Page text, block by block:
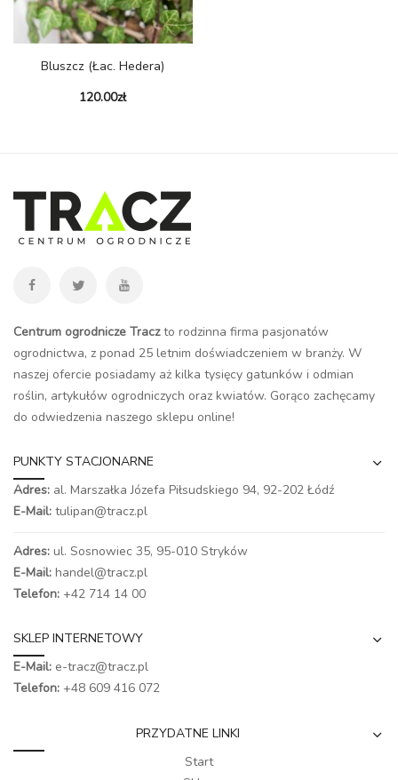
Bluszcz (łac. Hedera)
120.00zł
Centrum ogrodnicze Traczto rodzinna firma pasjonatów
ogrodnictwa, z ponad 25 letnim doświadczeniem w branży. W
naszej ofercie posiadamy aż kilka tysięcy gatunków i odmian
roślin, artykułów ogrodniczych oraz kwiatów. Gorąco zachęcamy
do odwiedzenia naszego sklepu online!
PUNKTY STACJONARNE
Adres: al. Marszałka Józefa Piłsudskiego 94, 92-202 Łódź
E-Mail: tulipan@tracz.pl
Adres: ul. Sosnowiec 35, 95-010 Stryków
E-Mail: handel@tracz.pl
Telefon: +42 714 14 00
SKLEP INTERNETOWY
E-Mail: e-tracz@tracz.pl
Telefon: +48 609 416 072
PRZYDATNE LINKI
Start